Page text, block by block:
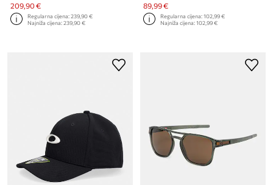
209,90 €
Regularna cijena:239,90 €
Najniža cijena:239,90 €
89,99 €
Regularna cijena:102,99 €
Najniža cijena:102,99 €